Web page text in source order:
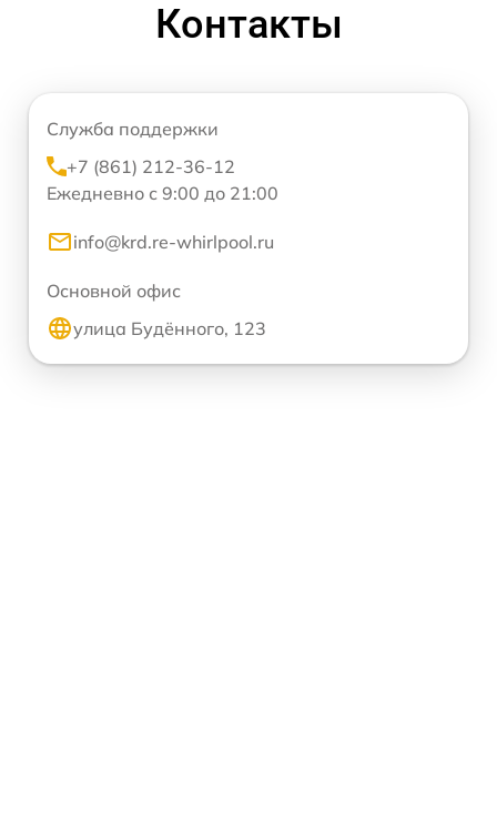
Контакты
Служба поддержки
+7 (861) 212-36-12
Ежедневно с 9:00 до 21:00
info@krd.re-whirlpool.ru
Основной офис
улица Будённого, 123